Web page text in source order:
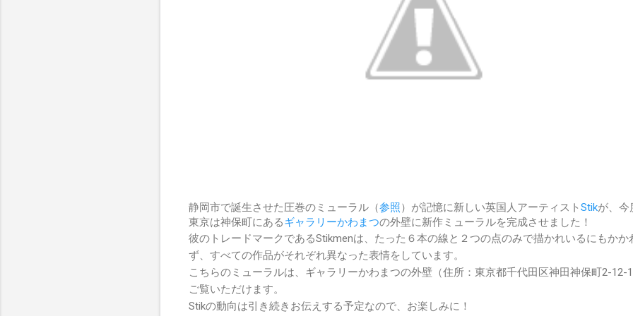
静岡市で誕生させた圧巻のミューラル（参照）が記憶に新しい英国人アーティスト Stikが、今
東京は神保町にあるギャラリーかわまつの外壁に新作ミューラルを完成させました！
彼のトレードマークであるStikmenは、たった６本の線と２つの点のみで描かれいるにもかか
ず、すべての作品がそれぞれ異なった表情をしています。
こちらのミューラルは、ギャラリーかわまつの外壁（住所：東京都千代田区神田神保町2-12-
ご覧いただけます。
Stikの動向は引き続きお伝えする予定なので、お楽しみに！